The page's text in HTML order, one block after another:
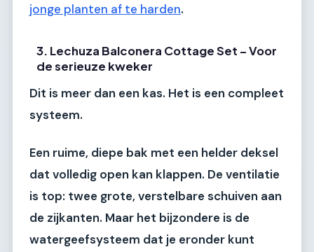
jonge planten af te harden.
3. Lechuza Balconera Cottage Set – Voor
de serieuze kweker
Dit is meer dan een kas. Het is een compleet
systeem.
Een ruime, diepe bak met een helder deksel
dat volledig open kan klappen. De ventilatie
is top: twee grote, verstelbare schuiven aan
de zijkanten. Maar het bijzondere is de
watergeefsysteem dat je eronder kunt